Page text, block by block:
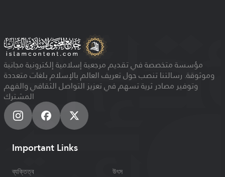
مؤسسة متخصصة في تقديم مرجعية إسلامية إلكترونية مجانية
وموثوقة. رسالتنا تنصب حول تعريف العالم بالإسلام بلغات متعددة
وتوفير مصادر ثرية تسهم في تعزيز التواصل الثقافي والفهم
المشترك
Important Links
ব্যক্তিত্ব উৎস